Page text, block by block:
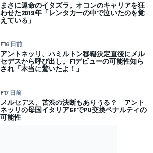
まさに運命のイタズラ。オコンのキャリアを狂
わせた2019年「レンタカーの中で泣いたのを覚
えている」
F16 日前
アントネッリ、ハミルトン移籍決定直後にメル
セデスから呼び出し。F1デビューの可能性知ら
され「本当に驚いたよ！」
F17 日前
メルセデス、苦渋の決断もありうる？ アント
ネッリの母国イタリアGPでPU交換ペナルティの
可能性